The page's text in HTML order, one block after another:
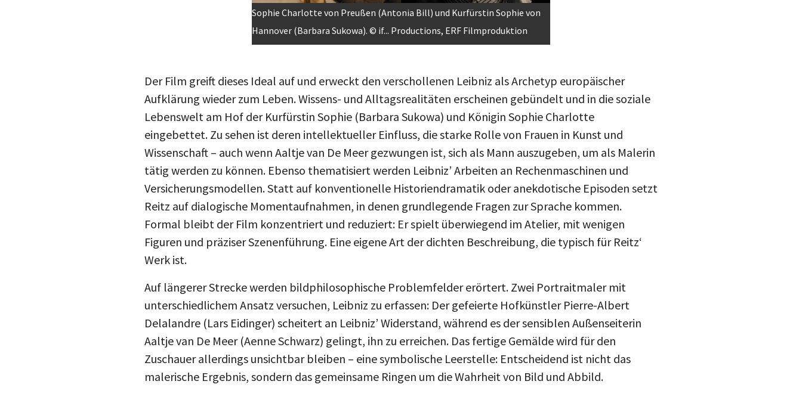
Sophie Charlotte von Preußen (Antonia Bill) und Kurfürstin Sophie von
Hannover (Barbara Sukowa). © if... Productions, ERF Filmproduktion
Der Film greift dieses Ideal auf und erweckt den verschollenen Leibniz als Archetyp europäischer
Aufklärung wieder zum Leben. Wissens- und Alltagsrealitäten erscheinen gebündelt und in die soziale
Lebenswelt am Hof der Kurfürstin Sophie (Barbara Sukowa) und Königin Sophie Charlotte
eingebettet. Zu sehen ist deren intellektueller Einfluss, die starke Rolle von Frauen in Kunst und
Wissenschaft – auch wenn Aaltje van De Meer gezwungen ist, sich als Mann auszugeben, um als Malerin
tätig werden zu können. Ebenso thematisiert werden Leibniz’ Arbeiten an Rechenmaschinen und
Versicherungsmodellen. Statt auf konventionelle Historiendramatik oder anekdotische Episoden setzt
Reitz auf dialogische Momentaufnahmen, in denen grundlegende Fragen zur Sprache kommen.
Formal bleibt der Film konzentriert und reduziert: Er spielt überwiegend im Atelier, mit wenigen
Figuren und präziser Szenenführung. Eine eigene Art der dichten Beschreibung, die typisch für Reitz‘
Werk ist.
Auf längerer Strecke werden bildphilosophische Problemfelder erörtert. Zwei Portraitmaler mit
unterschiedlichem Ansatz versuchen, Leibniz zu erfassen: Der gefeierte Hofkünstler Pierre-Albert
Delalandre (Lars Eidinger) scheitert an Leibniz’ Widerstand, während es der sensiblen Außenseiterin
Aaltje van De Meer (Aenne Schwarz) gelingt, ihn zu erreichen. Das fertige Gemälde wird für den
Zuschauer allerdings unsichtbar bleiben – eine symbolische Leerstelle: Entscheidend ist nicht das
malerische Ergebnis, sondern das gemeinsame Ringen um die Wahrheit von Bild und Abbild.